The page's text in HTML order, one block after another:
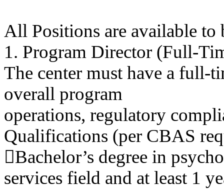
All Positions are available to
1. Program Director (Full-
The center must have a full-
overall program
operations, regulatory
Qualifications (per CBAS
Bachelor’s degree in
services field and at least 1